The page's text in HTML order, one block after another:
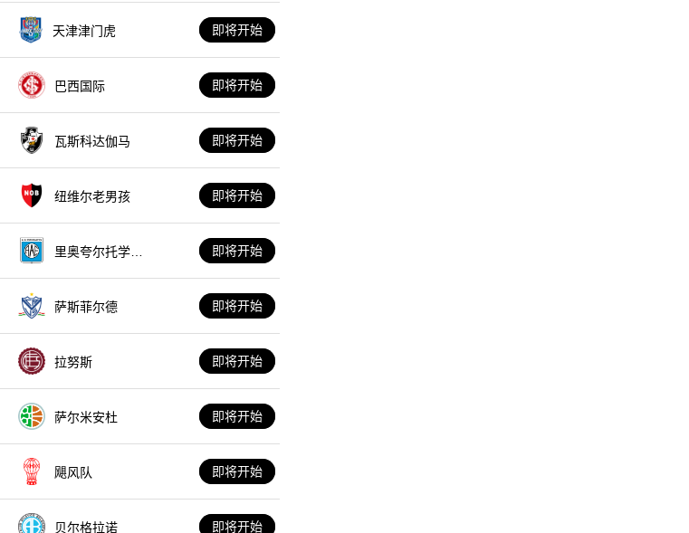
天津津门虎 即将开始
巴西国际 即将开始
瓦斯科达伽马 即将开始
纽维尔老男孩 即将开始
里奥夸尔托学生
即将开始
萨斯菲尔德 即将开始
拉努斯 即将开始
萨尔米安杜 即将开始
飓风队 即将开始
贝尔格拉诺 即将开始